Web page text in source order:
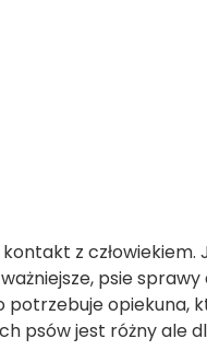
z człowiekiem.
psie sprawy
potrzebuje opiekuna,
psów jest różny ale